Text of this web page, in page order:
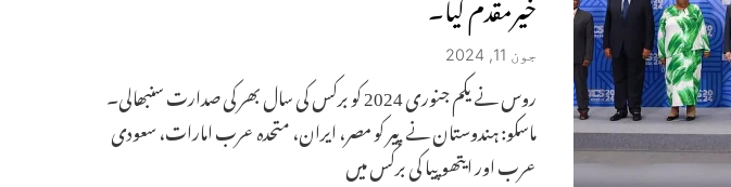
جون 11, 2024
روس نے یکم جنوری 2024 کو برکس کی سال بھر کی صدارت سنبھالی۔
ماسکو: ہندوستان نے پیر کو مصر، ایران، متحدہ عرب امارات، سعودی
عرب اور ایتھوپیا کی برکس میں